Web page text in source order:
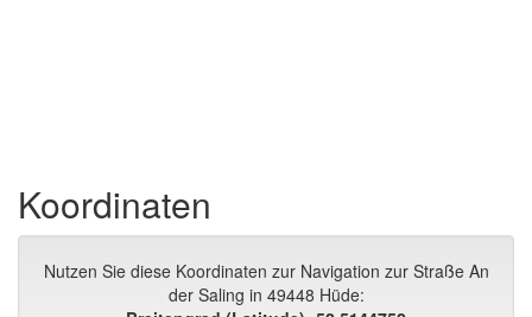
Koordinaten
Nutzen Sie diese Koordinaten zur Navigation zur Straße An
der Saling in 49448 Hüde: